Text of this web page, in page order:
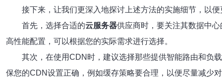
接下来，让我们更深入地探讨上述方法的实施细节，以
首先，选择合适的云服务器供应商时，要关注其数据中
高性能配置，可以根据您的实际需求进行选择。
其次，在使用CDN时，建议选择那些提供智能路由和负
保您的CDN设置正确，例如缓存策略要合理，以便尽量减少